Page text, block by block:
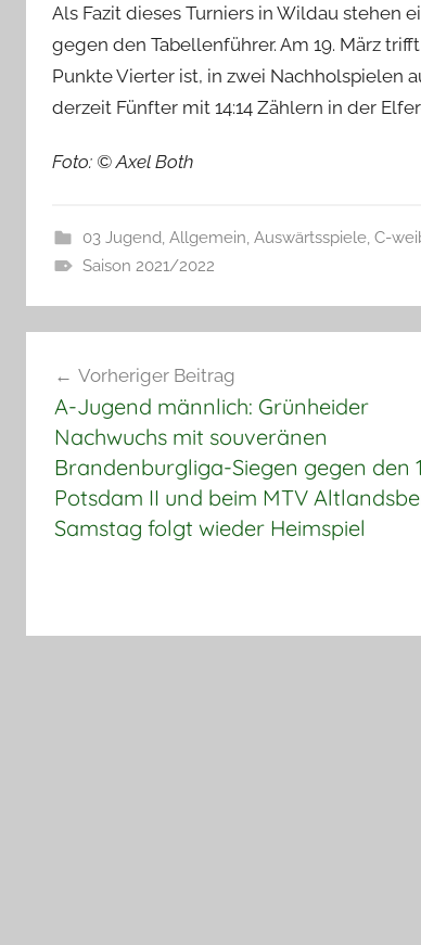
Als Fazit dieses Turniers in Wildau stehen
gegen den Tabellenführer. Am 19. März
Punkte Vierter ist, in zwei Nachholspielen
derzeit Fünfter mit 14:14 Zählern in der
Foto: © Axel Both
03 Jugend, Allgemein, Auswärtsspiele, C-
Saison 2021/2022
Vorheriger Beitrag
A-Jugend männlich: Grünheider
Nachwuchs mit souveränen
Brandenburgliga-Siegen gegen den
Potsdam II und beim MTV
Samstag folgt wieder Heimspiel